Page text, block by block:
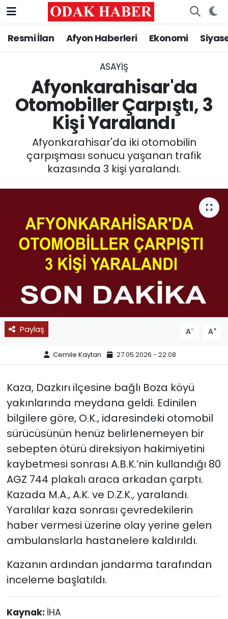
Resmi İlan Afyon Haberleri Ekonomi
ASAYİŞ
Afyonkarahisar'da
Otomobiller Çarpıştı, 3
Kişi Yaralandı
Afyonkarahisar'da iki otomobilin
çarpışması sonucu yaşanan trafik
kazasında 3 kişi yaralandı.
Paylaş A- A+
Cemile Kaytan 27.05.2026 - 22:08
Kaza, Dazkırı ilçesine bağlı Boza köyü
yakınlarında meydana geldi. Edinilen
bilgilere göre, O.K., idaresindeki otomobil
sürücüsünün henüz belirlenemeyen bir
sebepten ötürü direksiyon hakimiyetini
kaybetmesi sonrası A.B.K.’nin kullandığı 80
AGZ 744 plakalı araca arkadan çarptı.
Kazada M.A., A.K. ve D.Z.K., yaralandı.
Yaralılar kaza sonrası çevredekilerin
haber vermesi üzerine olay yerine gelen
ambulanslarla hastanelere kaldırıldı.
Kazanın ardından jandarma tarafından
inceleme başlatıldı.
Kaynak: İHA
AFYONKARAHİSAR HABERLERİ
ASAYİŞ
GÜNCEL
SİYASET
EĞİTİM
SAĞLIK
SPOR
11:11 MANŞET
Nöbetçi Eczaneler
Trafik Durumu
Süper Lig Puan Durumu ve Fikstür
Tüm Manşetler
Son Dakika Haberleri